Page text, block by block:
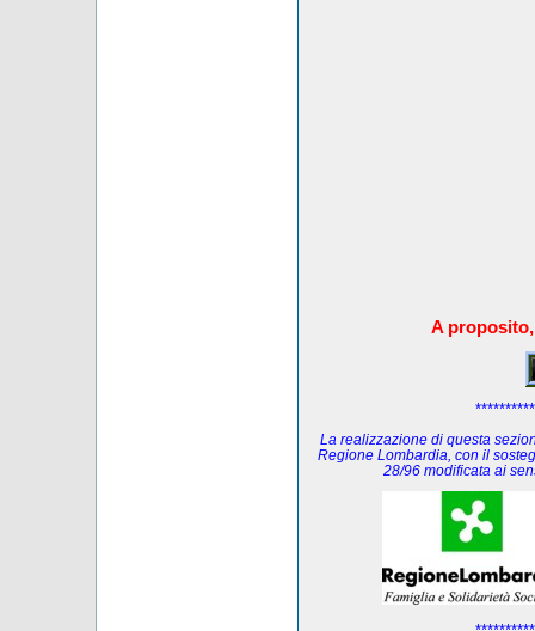
A
La realizzazione di questa
Regione Lombardia, con il
28/96 modificata ai